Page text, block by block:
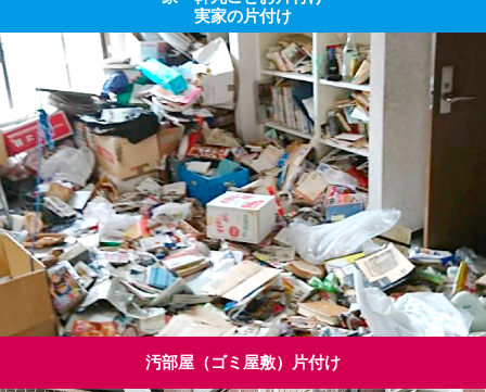
実家の片付け
汚部屋（ゴミ屋敷）片付け